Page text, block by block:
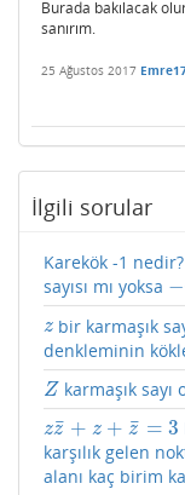
Burada bakılacak
sanırım.
25 Ağustos 2017
İlgili sorular
Karekök -1 nedir?
sayısı mı yoksa −
−i
z
z bir karmaşık
denkleminin
Z
Z karmaşık sayı
zz
¯ + z + z
¯ = 3
zz¯ +z +z ¯= 3
karşılık gelen
alanı kaç birim